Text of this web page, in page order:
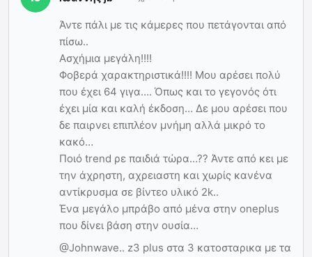
Άντε πάλι με τις κάμερες που πετάγονται από
πίσω..
Ασχήμια μεγάλη!!!!
Φοβερά χαρακτηριστικά!!!! Μου αρέσει πολύ
που έχει 64 γιγα…. Όπως και το γεγονός ότι
έχει μία και καλή έκδοση… Δε μου αρέσει που
δε παιρνει επιπλέον μνήμη αλλά μικρό το
κακό…
Ποιό trend ρε παιδιά τώρα…?? Άντε από κει με
την άχρηστη, αχρειαστη και χωρίς κανένα
αντίκρυσμα σε βίντεο υλικό 2k..
Ένα μεγάλο μπράβο από μένα στην oneplus
που δίνει βάση στην ουσία…
@Johnwave.. z3 plus στα 3 κατοσταρικα με τα